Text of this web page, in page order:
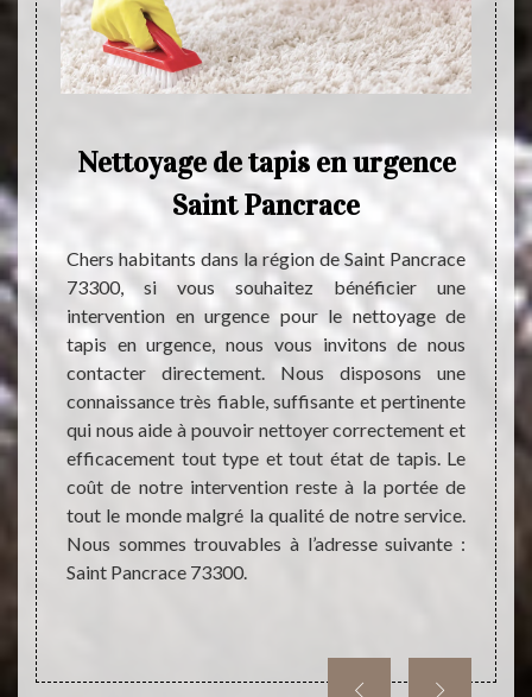
de
En
très
des
des
un
Nettoyage de tapis en urgence
Saint Pancrace
Chers habitants dans la région de Saint Pancrace
73300, si vous souhaitez bénéficier une
intervention en urgence pour le nettoyage de
tapis en urgence, nous vous invitons de nous
contacter directement. Nous disposons une
connaissance très fiable, suffisante et pertinente
qui nous aide à pouvoir nettoyer correctement et
efficacement tout type et tout état de tapis. Le
coût de notre intervention reste à la portée de
tout le monde malgré la qualité de notre service.
Nous sommes trouvables à l’adresse suivante :
Saint Pancrace 73300.
de
du
type
très